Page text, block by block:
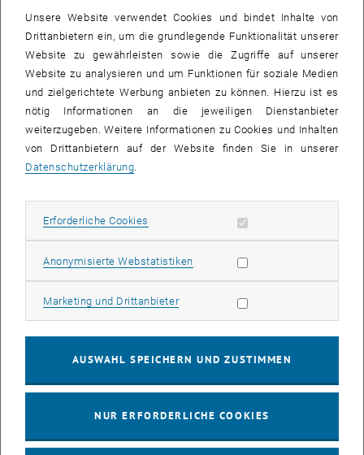
Mehr Informationen zu den Förderpreisen und den
Preisträger_innen der einzelnen Jahre
Lions Förderpreis 2025
Lions Förderpreis 2024
Lions Förderpreis 2023
Lions Förderpreis 2022
Lions Förderpreis 2021
Lions Förderpreis 2019
Lions Förderpreis 2018
Lions Förderpreis 2017
Lions Förderpreis 2016
Lions Förderpreis 2015
Unsere Website verwendet Cookies und bindet Inhalte von
Drittanbietern ein, um die grundlegende Funktionalität unserer
Website zu gewährleisten sowie die Zugriffe auf unserer
Website zu analysieren und um Funktionen für soziale Medien
und zielgerichtete Werbung anbieten zu können. Hierzu ist es
nötig Informationen an die jeweiligen Dienstanbieter
weiterzugeben. Weitere Informationen zu Cookies und Inhalten
von Drittanbietern auf der Website finden Sie in unserer
Datenschutzerklärung
Erforderliche Cookies Erforderliche Cookies zulassen
Anonymisierte WebstatistikenStatistik Cookies zulassen
Marketing und DrittanbieterMarketing Cookies zulassen
AUSWAHL SPEICHERN UND ZUSTIMMEN
NUR ERFORDERLICHE COOKIES